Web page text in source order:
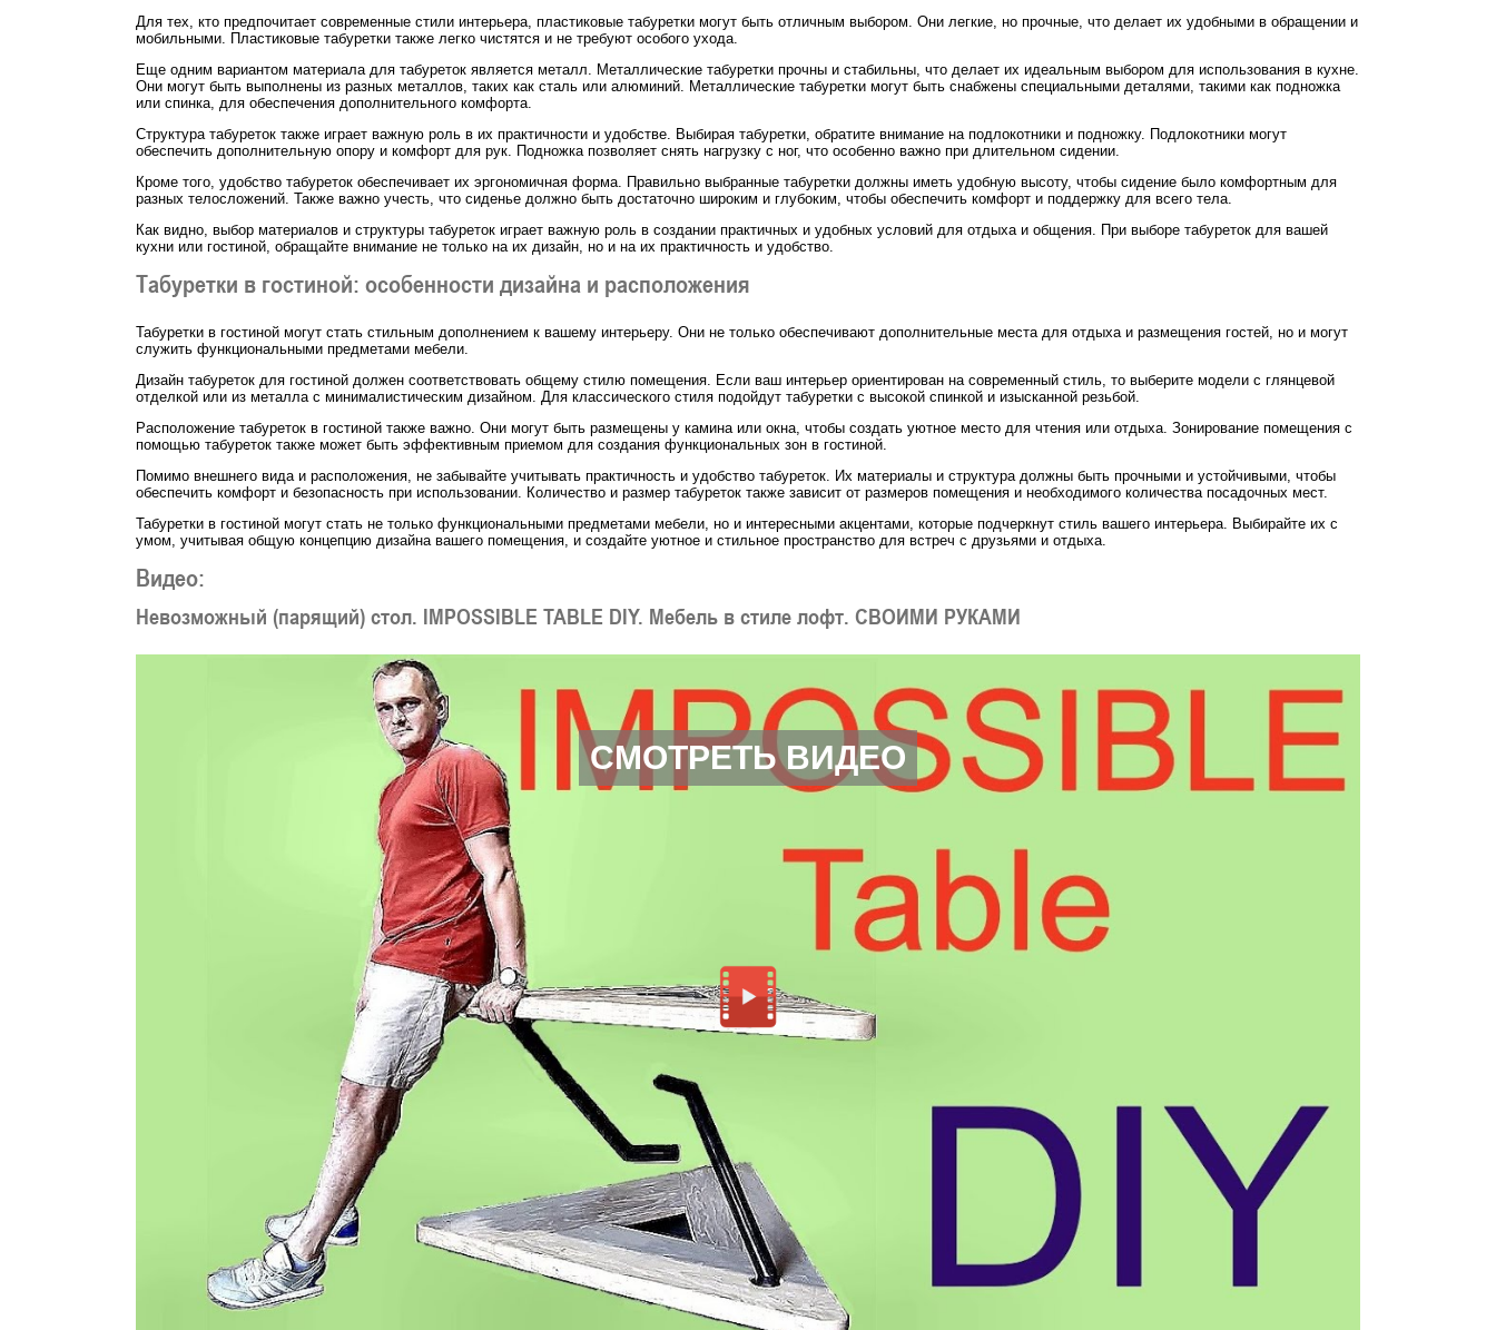
Для тех, кто предпочитает современные стили интерьера, пластиковые табуретки могут быть отличным выбором. Они легкие, но прочные, что делает их удобными в обращении и
мобильными. Пластиковые табуретки также легко чистятся и не требуют особого ухода.
Еще одним вариантом материала для табуреток является металл. Металлические табуретки прочны и стабильны, что делает их идеальным выбором для использования в кухне.
Они могут быть выполнены из разных металлов, таких как сталь или алюминий. Металлические табуретки могут быть снабжены специальными деталями, такими как подножка
или спинка, для обеспечения дополнительного комфорта.
Структура табуреток также играет важную роль в их практичности и удобстве. Выбирая табуретки, обратите внимание на подлокотники и подножку. Подлокотники могут
обеспечить дополнительную опору и комфорт для рук. Подножка позволяет снять нагрузку с ног, что особенно важно при длительном сидении.
Кроме того, удобство табуреток обеспечивает их эргономичная форма. Правильно выбранные табуретки должны иметь удобную высоту, чтобы сидение было комфортным для
разных телосложений. Также важно учесть, что сиденье должно быть достаточно широким и глубоким, чтобы обеспечить комфорт и поддержку для всего тела.
Как видно, выбор материалов и структуры табуреток играет важную роль в создании практичных и удобных условий для отдыха и общения. При выборе табуреток для вашей
кухни или гостиной, обращайте внимание не только на их дизайн, но и на их практичность и удобство.
Табуретки в гостиной: особенности дизайна и расположения
Табуретки в гостиной могут стать стильным дополнением к вашему интерьеру. Они не только обеспечивают дополнительные места для отдыха и размещения гостей, но и могут
служить функциональными предметами мебели.
Дизайн табуреток для гостиной должен соответствовать общему стилю помещения. Если ваш интерьер ориентирован на современный стиль, то выберите модели с глянцевой
отделкой или из металла с минималистическим дизайном. Для классического стиля подойдут табуретки с высокой спинкой и изысканной резьбой.
Расположение табуреток в гостиной также важно. Они могут быть размещены у камина или окна, чтобы создать уютное место для чтения или отдыха. Зонирование помещения с
помощью табуреток также может быть эффективным приемом для создания функциональных зон в гостиной.
Помимо внешнего вида и расположения, не забывайте учитывать практичность и удобство табуреток. Их материалы и структура должны быть прочными и устойчивыми, чтобы
обеспечить комфорт и безопасность при использовании. Количество и размер табуреток также зависит от размеров помещения и необходимого количества посадочных мест.
Табуретки в гостиной могут стать не только функциональными предметами мебели, но и интересными акцентами, которые подчеркнут стиль вашего интерьера. Выбирайте их с
умом, учитывая общую концепцию дизайна вашего помещения, и создайте уютное и стильное пространство для встреч с друзьями и отдыха.
Видео:
Невозможный (парящий) стол. IMPOSSIBLE TABLE DIY. Мебель в стиле лофт. СВОИМИ РУКАМИ
СМОТРЕТЬ ВИДЕО